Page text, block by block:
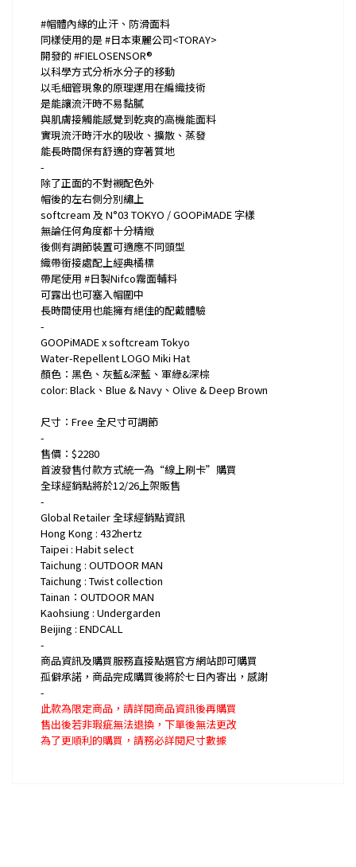
#帽體內緣的止汗、防滑面料
同樣使用的是 #日本東麗公司<TORAY>
開發的 #FIELOSENSOR®
以科學方式分析水分子的移動
以毛細管現象的原理運用在編織技術
是能讓流汗時不易黏膩
與肌膚接觸能感覺到乾爽的高機能面料
實現流汗時汗水的吸收、擴散、蒸發
能長時間保有舒適的穿著質地
-
除了正面的不對襯配色外
帽後的左右側分別繡上
softcream 及 N°03 TOKYO / GOOPiMADE 字樣
無論任何角度都十分精緻
後側有調節裝置可適應不同頭型
織帶銜接處配上經典橘標
帶尾使用 #日製Nifco霧面輔料
可露出也可塞入帽圍中
長時間使用也能擁有絕佳的配戴體驗
-
GOOPiMADE x softcream Tokyo
Water-Repellent LOGO Miki Hat
顏色：黑色、灰藍&深藍、軍綠&深棕
color: Black、Blue & Navy、Olive & Deep Brown
尺寸：Free 全尺寸可調節
-
售價：$2280
首波發售付款方式統一為“線上刷卡”購買
全球經銷點將於12/26上架販售
-
Global Retailer 全球經銷點資訊
Hong Kong : 432hertz
Taipei : Habit select
Taichung : OUTDOOR MAN
Taichung : Twist collection
Tainan：OUTDOOR MAN
Kaohsiung : Undergarden
Beijing : ENDCALL
-
商品資訊及購買服務直接點選官方網站即可購買
孤僻承諾，商品完成購買後將於七日內寄出，感謝
-
此款為限定商品，請詳閱商品資訊後再購買
售出後若非瑕疵無法退換，下單後無法更改
為了更順利的購買，請務必詳閱尺寸數據